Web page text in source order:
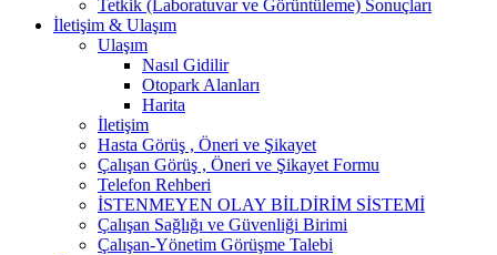
Tetkik (Laboratuvar ve Görüntüleme) Sonuçları
İletişim & Ulaşım
Ulaşım
Nasıl Gidilir
Otopark Alanları
Harita
İletişim
Hasta Görüş , Öneri ve Şikayet
Çalışan Görüş , Öneri ve Şikayet Formu
Telefon Rehberi
İSTENMEYEN OLAY BİLDİRİM SİSTEMİ
Çalışan Sağlığı ve Güvenliği Birimi
Çalışan-Yönetim Görüşme Talebi